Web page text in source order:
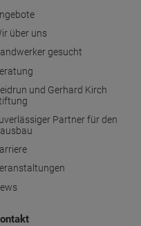
über uns
gesucht
und Gerhard Kirch
Partner für den